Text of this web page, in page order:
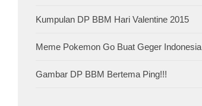
Kumpulan DP BBM Hari Valentine 2015
Meme Pokemon Go Buat Geger Indonesia
Gambar DP BBM Bertema Ping!!!